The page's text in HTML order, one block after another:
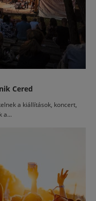
Cered
a kiállítások, koncert,
a...